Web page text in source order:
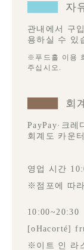
자
관내에서 구
용하실 수 있
※푸드홀 이용
주십시오.
회
PayPay·크
회계도 카운
영업 시간
※점포에 따
10:00~20:30
[oHacorté]
※이트 인 라